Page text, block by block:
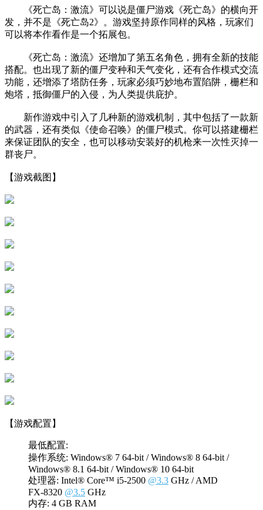
《死亡岛：激流》可以说是僵尸游戏《死亡岛》的横向开
发，并不是《死亡岛2》。游戏坚持原作同样的风格，玩家们
可以将本作看作是一个拓展包。
《死亡岛：激流》还增加了第五名角色，拥有全新的技能
搭配。也出现了新的僵尸变种和天气变化，还有合作模式交流
功能，还增添了塔防任务，玩家必须巧妙地布置陷阱，栅栏和
炮塔，抵御僵尸的入侵，为人类提供庇护。
新作游戏中引入了几种新的游戏机制，其中包括了一款新
的武器，还有类似《使命召唤》的僵尸模式。你可以搭建栅栏
来保证团队的安全，也可以移动安装好的机枪来一次性灭掉一
群丧尸。
【游戏截图】
【游戏配置】
最低配置:
操作系统: Windows® 7 64-bit / Windows® 8 64-bit /
Windows® 8.1 64-bit / Windows® 10 64-bit
处理器: Intel® Core™ i5-2500 @3.3 GHz / AMD
FX-8320 @3.5 GHz
内存: 4 GB RAM